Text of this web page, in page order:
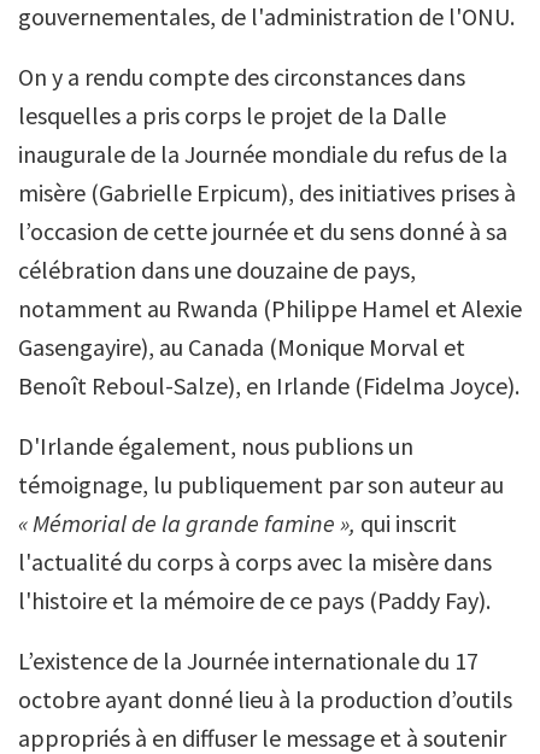
gouvernementales, de l'administration de l'ONU.
On y a rendu compte des circonstances dans
lesquelles a pris corps le projet de la Dalle
inaugurale de la Journée mondiale du refus de la
misère (Gabrielle Erpicum), des initiatives prises à
l’occasion de cette journée et du sens donné à sa
célébration dans une douzaine de pays,
notamment au Rwanda (Philippe Hamel et Alexie
Gasengayire), au Canada (Monique Morval et
Benoît Reboul-Salze), en Irlande (Fidelma Joyce).
D'Irlande également, nous publions un
témoignage, lu publiquement par son auteur au
« Mémorial de la grande famine », qui inscrit
l'actualité du corps à corps avec la misère dans
l'histoire et la mémoire de ce pays (Paddy Fay).
L’existence de la Journée internationale du 17
octobre ayant donné lieu à la production d’outils
appropriés à en diffuser le message et à soutenir